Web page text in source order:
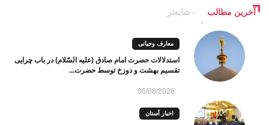
آخرین مطالب شایعتر
معارف وحیانی
استدلالات حضرت امام صادق (علیه السّلام) در باب چرایی
تقسیم بهشت و دوزخ توسط حضرت...
06/08/2026
اخبار آستان